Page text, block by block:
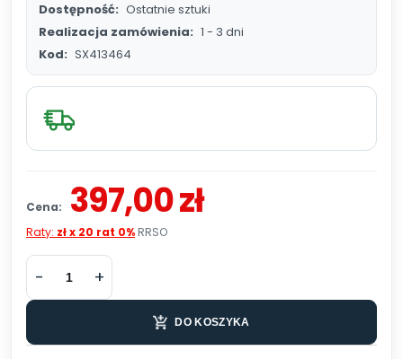
Dostępność: Ostatnie sztuki
Realizacja zamówienia: 1 - 3 dni
Kod: SX413464
Cena: 397,00 zł
Raty: zł x 20 rat 0% RRSO
DO KOSZYKA